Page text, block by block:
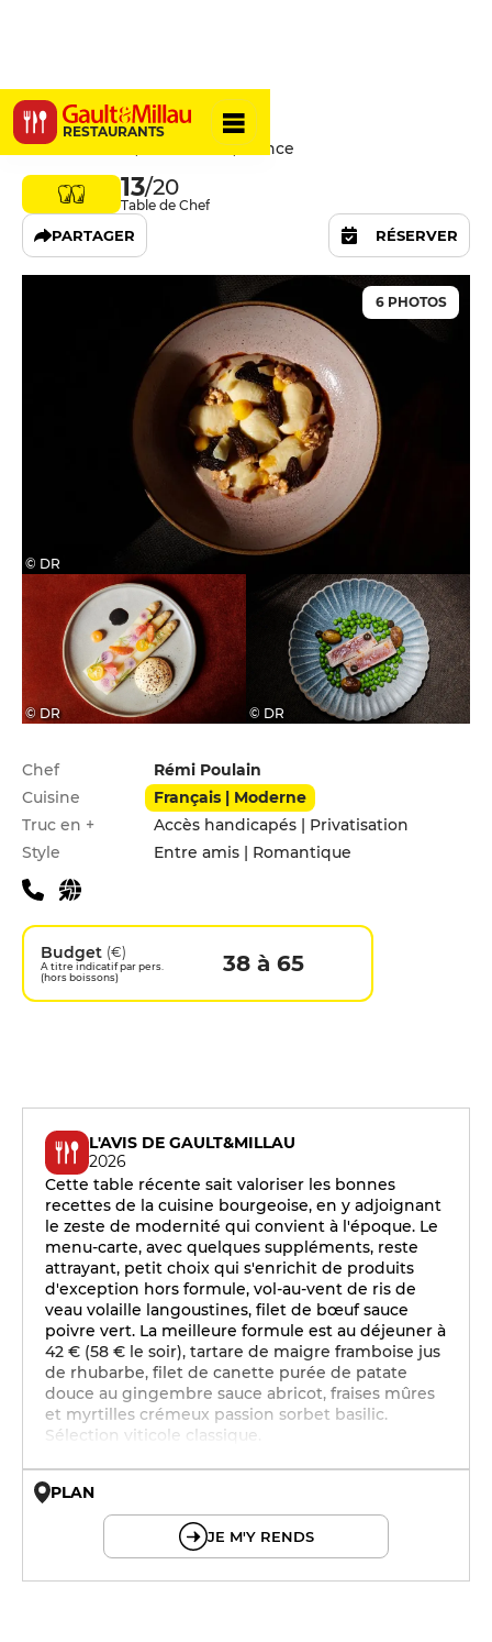
RESTAURANTS
L'Évadé
23 Rue Clauzel, 75009 Paris, France
13/20
Table de Chef
PARTAGER RÉSERVER
© DR
© DR © DR
6 PHOTOS
Infos pratiques
Chef
Rémi Poulain
Cuisine
Français | Moderne
Truc en +
Accès handicapés | Privatisation
Style
Entre amis | Romantique
Budget (€)
A titre indicatif par pers.
(hors boissons)
38 à 65
L'AVIS DE GAULT&MILLAU
2026
Cette table récente sait valoriser les bonnes
recettes de la cuisine bourgeoise, en y adjoignant
le zeste de modernité qui convient à l'époque. Le
menu-carte, avec quelques suppléments, reste
attrayant, petit choix qui s'enrichit de produits
d'exception hors formule, vol-au-vent de ris de
veau volaille langoustines, filet de bœuf sauce
poivre vert. La meilleure formule est au déjeuner à
42 € (58 € le soir), tartare de maigre framboise jus
de rhubarbe, filet de canette purée de patate
douce au gingembre sauce abricot, fraises mûres
et myrtilles crémeux passion sorbet basilic.
Sélection viticole classique.
PLAN
JE M'Y RENDS